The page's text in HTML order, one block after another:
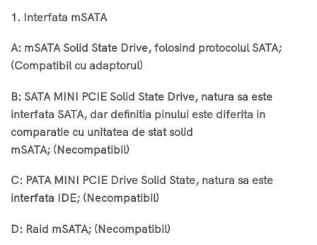
1. Interfata mSATA
A: mSATA Solid State Drive, folosind protocolul SATA;
(Compatibil cu adaptorul)
B: SATA MINI PCIE Solid State Drive, natura sa este
interfata SATA, dar definitia pinului este diferita in
comparatie cu unitatea de stat solid
mSATA; (Necompatibil)
C: PATA MINI PCIE Drive Solid State, natura sa este
interfata IDE; (Necompatibil)
D: Raid mSATA; (Necompatibil)